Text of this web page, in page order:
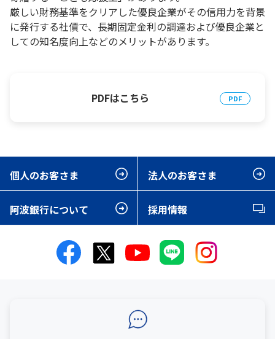
厳しい財務基準をクリアした優良企業がその信用力を背景
に発行する社債で、長期固定金利の調達および優良企業と
しての知名度向上などのメリットがあります。
PDFはこちら
個人のお客さま 法人のお客さま
阿波銀行について 採用情報